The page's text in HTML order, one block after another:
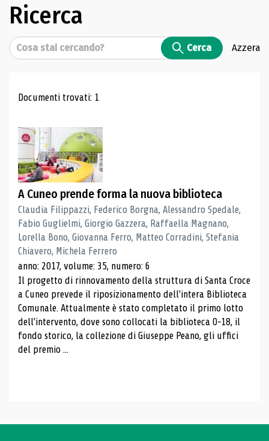
Ricerca
Cerca Cerca Azzera
Risultati di ricerca
Documenti trovati: 1
A Cuneo prende forma la nuova biblioteca
Claudia Filippazzi, Federico Borgna, Alessandro Spedale,
Fabio Guglielmi, Giorgio Gazzera, Raffaella Magnano,
Lorella Bono, Giovanna Ferro, Matteo Corradini, Stefania
Chiavero, Michela Ferrero
anno: 2017, volume: 35, numero: 6
Il progetto di rinnovamento della struttura di Santa Croce
a Cuneo prevede il riposizionamento dell'intera Biblioteca
Comunale. Attualmente è stato completato il primo lotto
dell'intervento, dove sono collocati la biblioteca 0-18, il
fondo storico, la collezione di Giuseppe Peano, gli uffici
del premio ...